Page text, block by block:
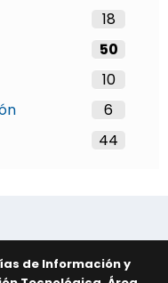
18
50
10
6
44
de Información y